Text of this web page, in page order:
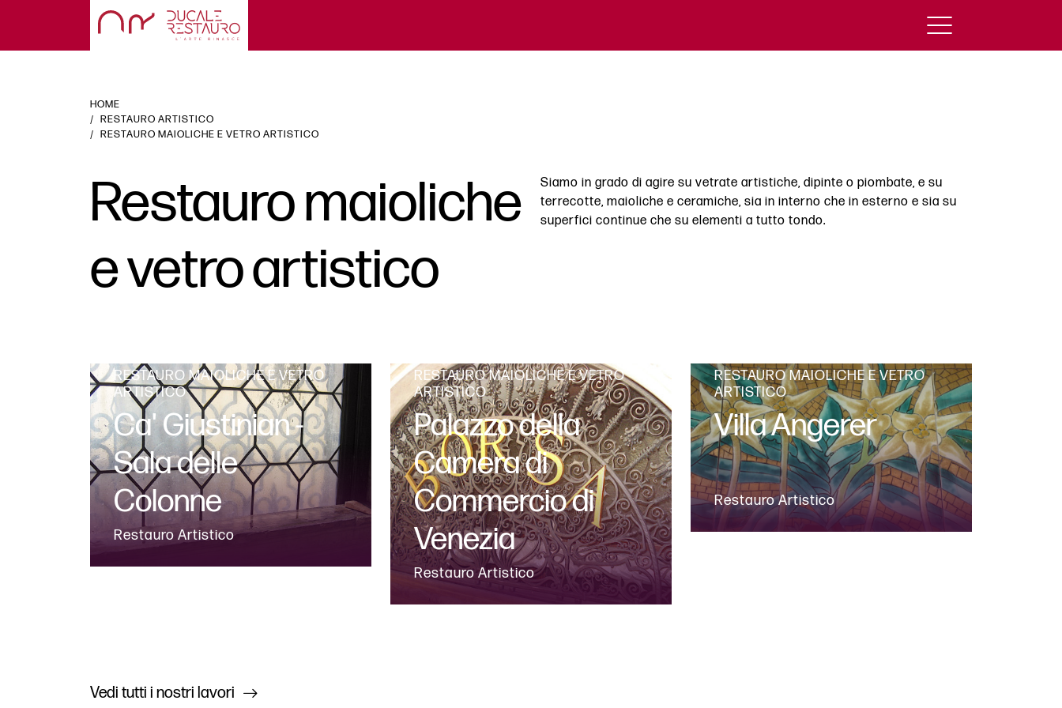
HOME
RESTAURO ARTISTICO
RESTAURO MAIOLICHE E VETRO ARTISTICO
Restauro maioliche
e vetro artistico
Siamo in grado di agire su vetrate artistiche, dipinte o piombate, e su
terrecotte, maioliche e ceramiche, sia in interno che in esterno e sia su
superfici continue che su elementi a tutto tondo.
RESTAURO MAIOLICHE E VETRO
ARTISTICO
Ca' Giustinian -
Sala delle
Colonne
Restauro Artistico
RESTAURO MAIOLICHE E VETRO
ARTISTICO
Palazzo della
Camera di
Commercio di
Venezia
Restauro Artistico
RESTAURO MAIOLICHE E VETRO
ARTISTICO
Villa Angerer
Restauro Artistico
Vedi tutti i nostri lavori